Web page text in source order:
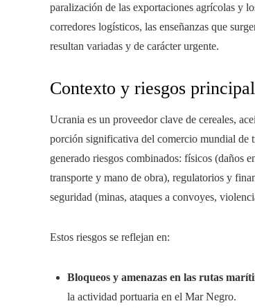
paralización de las exportaciones agrícolas y
corredores logísticos, las enseñanzas que
resultan variadas y de carácter urgente.
Contexto y riesgos
Ucrania es un proveedor clave de cereales,
porción significativa del comercio mundial de
generado riesgos combinados: físicos (daños
transporte y mano de obra), regulatorios y
seguridad (minas, ataques a convoyes,
Estos riesgos se reflejan en:
Bloqueos y amenazas en las rutas
la actividad portuaria en el Mar Negro.